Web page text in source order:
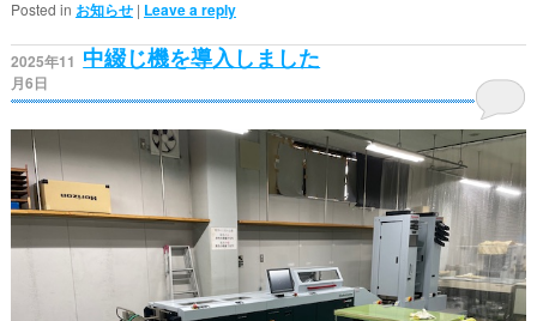
Posted in お知らせ | Leave a reply
中綴じ機を導入しました
2025年11
月6日